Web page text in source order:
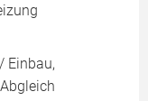
Einbau,